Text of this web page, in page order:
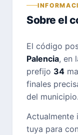
Sobre el
El código
Palencia, en
prefijo 34
finales
del municipio.
Actualmente
tuya para